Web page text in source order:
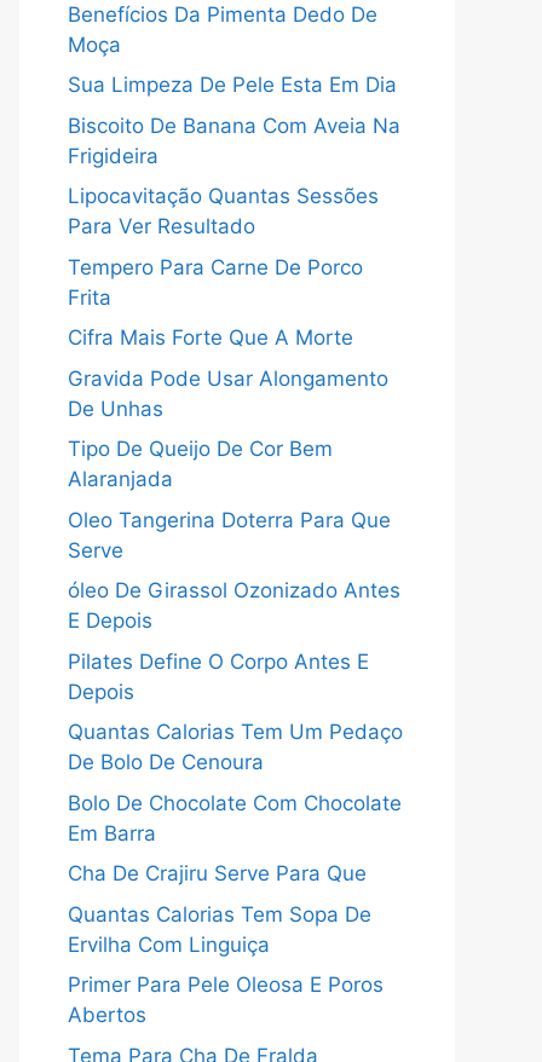
Benefícios Da Pimenta Dedo De
Moça
Sua Limpeza De Pele Esta Em Dia
Biscoito De Banana Com Aveia Na
Frigideira
Lipocavitação Quantas Sessões
Para Ver Resultado
Tempero Para Carne De Porco
Frita
Cifra Mais Forte Que A Morte
Gravida Pode Usar Alongamento
De Unhas
Tipo De Queijo De Cor Bem
Alaranjada
Oleo Tangerina Doterra Para Que
Serve
óleo De Girassol Ozonizado Antes
E Depois
Pilates Define O Corpo Antes E
Depois
Quantas Calorias Tem Um Pedaço
De Bolo De Cenoura
Bolo De Chocolate Com Chocolate
Em Barra
Cha De Crajiru Serve Para Que
Quantas Calorias Tem Sopa De
Ervilha Com Linguiça
Primer Para Pele Oleosa E Poros
Abertos
Tema Para Cha De Fralda